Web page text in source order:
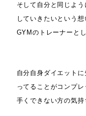
そして自分と同じよ
していきたいという
GYMのトレーナーと
自分自身ダイエット
ってることがコンプ
手くできない方の気持